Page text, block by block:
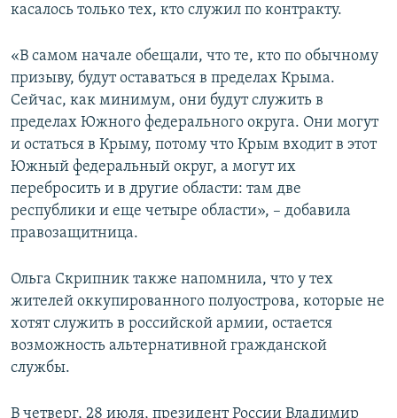
касалось только тех, кто служил по контракту.
«В самом начале обещали, что те, кто по обычному
призыву, будут оставаться в пределах Крыма.
Сейчас, как минимум, они будут служить в
пределах Южного федерального округа. Они могут
и остаться в Крыму, потому что Крым входит в этот
Южный федеральный округ, а могут их
перебросить и в другие области: там две
республики и еще четыре области», – добавила
правозащитница.
Ольга Скрипник также напомнила, что у тех
жителей оккупированного полуострова, которые не
хотят служить в российской армии, остается
возможность альтернативной гражданской
службы.
В четверг, 28 июля, президент России Владимир